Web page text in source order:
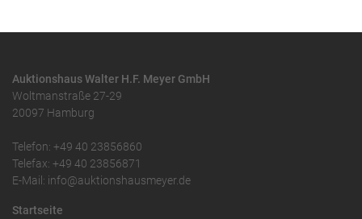
Auktionshaus Walter H.F. Meyer GmbH
Woltmanstraße 27-29
20097 Hamburg
Telefon: +49 40 23856860
Telefax: +49 40 23856871
E-Mail: info@auktionshausmeyer.de
Startseite